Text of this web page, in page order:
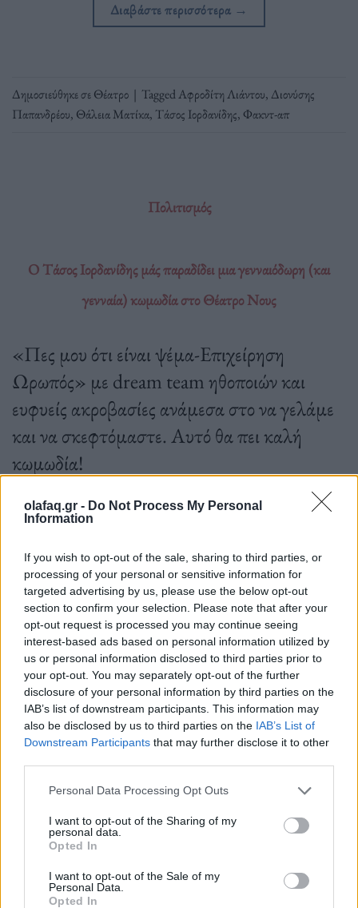
olafaq.gr - Do Not Process My Personal
Information
If you wish to opt-out of the sale, sharing to third parties, or
processing of your personal or sensitive information for
targeted advertising by us, please use the below opt-out
section to confirm your selection. Please note that after your
opt-out request is processed you may continue seeing
interest-based ads based on personal information utilized by
us or personal information disclosed to third parties prior to
your opt-out. You may separately opt-out of the further
disclosure of your personal information by third parties on the
IAB’s list of downstream participants. This information may
also be disclosed by us to third parties on the IAB’s List of
Downstream Participants that may further disclose it to other
Personal Data Processing Opt Outs
I want to opt-out of the Sharing of my
personal data.
Opted In
I want to opt-out of the Sale of my
Personal Data.
Opted In
Διαβάστε περισσότερα →
Δημοσιεύθηκε σεΘέατρο | TaggedΑφροδίτη Λιάντου, Διονύσης
Παπανδρέου, Θάλεια Ματίκα, Τάσος Ιορδανίδης, Φακντ-απ
Πολιτισμός
Ο Τάσος Ιορδανίδης μάς παραδίδει μια γενναιόδωρη (και
γενναία) κωμωδία στο Θέατρο Νους
«Πες μου ότι είναι ψέμα-Επιχείρηση
Ωρωπός» με dream team ηθοποιών και
ευφυείς ακροβασίες ανάμεσα στο να γελάμε
και να σκεφτόμαστε. Αυτό θα πει καλή
κωμωδία!